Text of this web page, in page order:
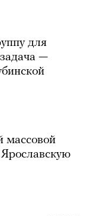
для
—
массовой
Ярославскую